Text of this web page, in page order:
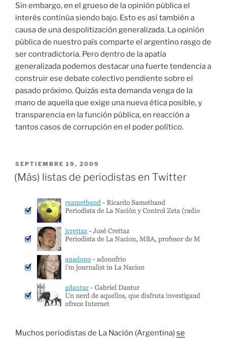
Sin embargo, en el grueso de la opinión pública el
interés continúa siendo bajo. Esto es así también a
causa de una despolitización generalizada. La opinión
pública de nuestro país comparte el argentino rasgo de
ser contradictoria. Pero dentro de la apatía
generalizada podemos destacar una fuerte tendencia a
construir ese debate colectivo pendiente sobre el
pasado próximo. Quizás esta demanda venga de la
mano de aquella que exige una nueva ética posible, y
transparencia en la función pública, en reacción a
tantos casos de corrupción en el poder político.
PUBLICADO
EL
SEPTIEMBRE 19, 2009
(Más) listas de periodistas en Twitter
Muchos periodistas de La Nación (Argentina)se